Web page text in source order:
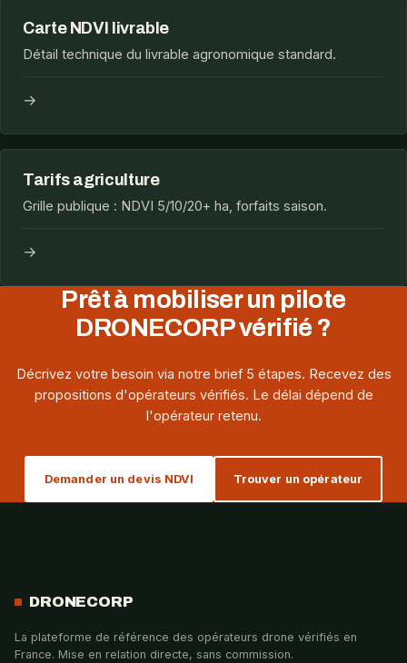
Carte NDVI livrable
Détail technique du livrable agronomique standard.
→
Tarifs agriculture
Grille publique : NDVI 5/10/20+ ha, forfaits saison.
→
Prêt à mobiliser un pilote
DRONECORP vérifié ?
Décrivez votre besoin via notre brief 5 étapes. Recevez des
propositions d'opérateurs vérifiés. Le délai dépend de
l'opérateur retenu.
Demander un devis NDVI Trouver un opérateur
DRONECORP
La plateforme de référence des opérateurs drone vérifiés en
France. Mise en relation directe, sans commission.